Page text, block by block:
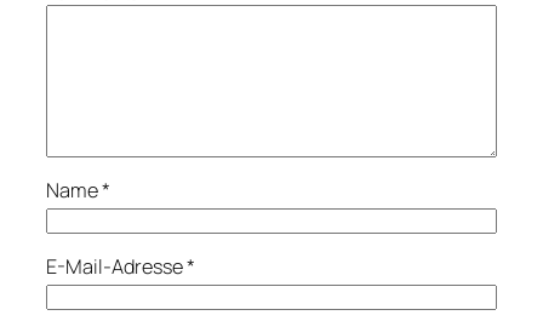
Name*
E-Mail-Adresse*